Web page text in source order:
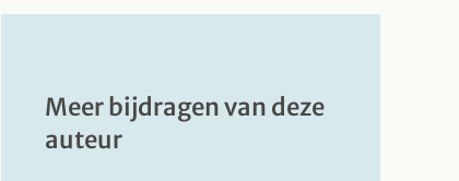
Meer bijdragen van deze
auteur